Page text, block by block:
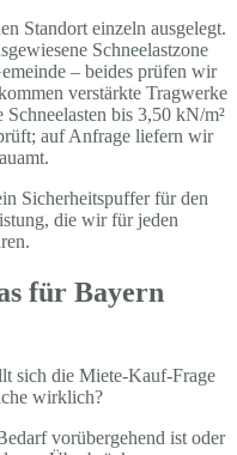
Standort einzeln ausgelegt.
Schneelastzone
– beides prüfen wir
verstärkte Tragwerke
bis 3,50 kN/m²
auf Anfrage liefern wir
Sicherheitspuffer für den
die wir für jeden
für Bayern
sich die Miete-Kauf-Frage
wirklich?
vorübergehend ist oder